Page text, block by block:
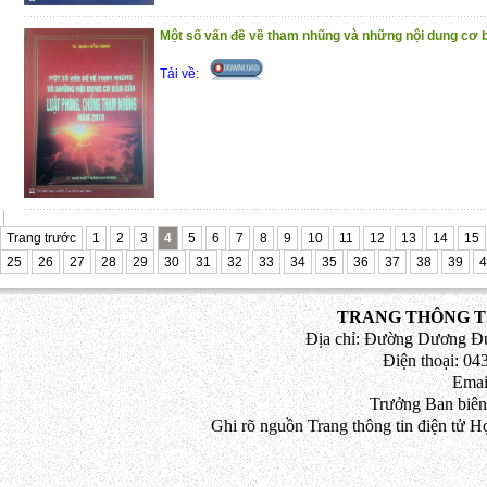
Một số vấn đề về tham nhũng và những nội dung cơ
Tải về:
Trang trước 1 2 3 4 5 6 7 8 9 10 11 12 13 14
15
25
26 27 28 29 30 31 32 33 34 35 36 37 38 39
TRANG THÔNG
Địa chỉ: Đường Dương
Điện thoại:
Trưởng Ban
Ghi rõ nguồn Trang thông tin điện tử